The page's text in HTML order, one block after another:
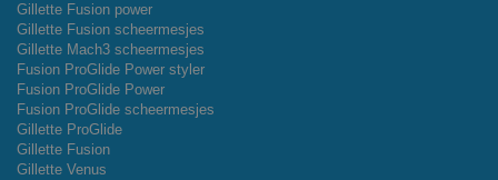
Gillette Fusion power
Gillette Fusion scheermesjes
Gillette Mach3 scheermesjes
Fusion ProGlide Power styler
Fusion ProGlide Power
Fusion ProGlide scheermesjes
Gillette ProGlide
Gillette Fusion
Gillette Venus